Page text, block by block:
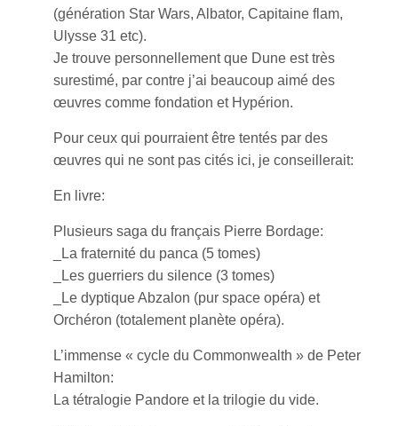
(génération Star Wars, Albator, Capitaine flam,
Ulysse 31 etc).
Je trouve personnellement que Dune est très
surestimé, par contre j’ai beaucoup aimé des
œuvres comme fondation et Hypérion.
Pour ceux qui pourraient être tentés par des
œuvres qui ne sont pas cités ici, je conseillerait:
En livre:
Plusieurs saga du français Pierre Bordage:
_La fraternité du panca (5 tomes)
_Les guerriers du silence (3 tomes)
_Le dyptique Abzalon (pur space opéra) et
Orchéron (totalement planète opéra).
L’immense « cycle du Commonwealth » de Peter
Hamilton:
La tétralogie Pandore et la trilogie du vide.